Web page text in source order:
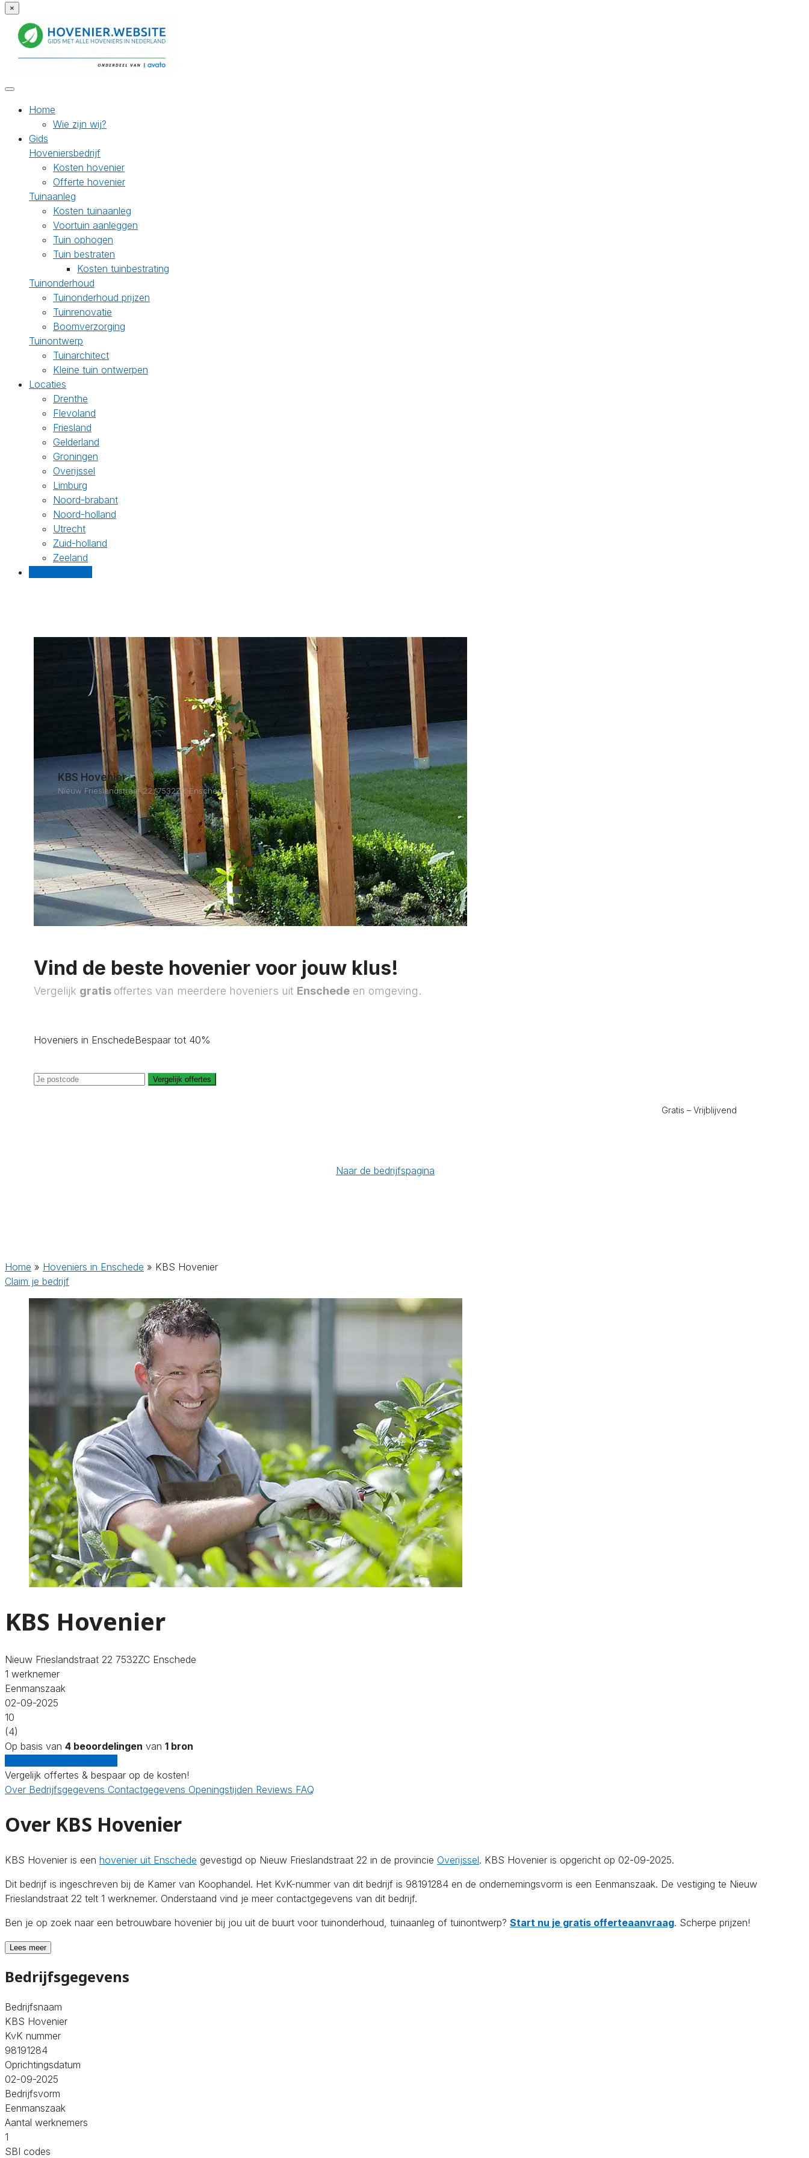
×
Home
Wie zijn wij?
Gids
Hoveniersbedrijf
Kosten hovenier
Offerte hovenier
Tuinaanleg
Kosten tuinaanleg
Voortuin aanleggen
Tuin ophogen
Tuin bestraten
Kosten tuinbestrating
Tuinonderhoud
Tuinonderhoud prijzen
Tuinrenovatie
Boomverzorging
Tuinontwerp
Tuinarchitect
Kleine tuin ontwerpen
Locaties
Drenthe
Flevoland
Friesland
Gelderland
Groningen
Overijssel
Limburg
Noord-brabant
Noord-holland
Utrecht
Zuid-holland
Zeeland
KBS Hovenier
Nieuw Frieslandstraat 22, 7532ZC Enschede
Vind de beste hovenier voor jouw klus!
Vergelijk gratis offertes van meerdere hoveniers uit Enschede en omgeving.
Hoveniers in EnschedeBespaar tot 40%
Vergelijk offertes
Gratis – Vrijblijvend
Naar de bedrijfspagina
Home » Hoveniers in Enschede » KBS Hovenier
Claim je bedrijf
KBS Hovenier
Nieuw Frieslandstraat 22 7532ZC Enschede
1 werknemer
Eenmanszaak
02-09-2025
10
(4)
Op basis van 4 beoordelingen van 1 bron
Vergelijk offertes & bespaar op de kosten!
Over Bedrijfsgegevens Contactgegevens Openingstijden Reviews FAQ
Over KBS Hovenier
KBS Hovenier is een hovenier uit Enschede gevestigd op Nieuw Frieslandstraat 22 in de provincie Overijssel. KBS Hovenier is opgericht op 02-09-2025.
Dit bedrijf is ingeschreven bij de Kamer van Koophandel. Het KvK-nummer van dit bedrijf is 98191284 en de ondernemingsvorm is een Eenmanszaak. De vestiging te Nieuw
Frieslandstraat 22 telt 1 werknemer. Onderstaand vind je meer contactgegevens van dit bedrijf.
Ben je op zoek naar een betrouwbare hovenier bij jou uit de buurt voor tuinonderhoud, tuinaanleg of tuinontwerp? Start nu je gratis offerteaanvraag. Scherpe prijzen!
Lees meer
Bedrijfsgegevens
Bedrijfsnaam
KBS Hovenier
KvK nummer
98191284
Oprichtingsdatum
02-09-2025
Bedrijfsvorm
Eenmanszaak
Aantal werknemers
1
SBI codes